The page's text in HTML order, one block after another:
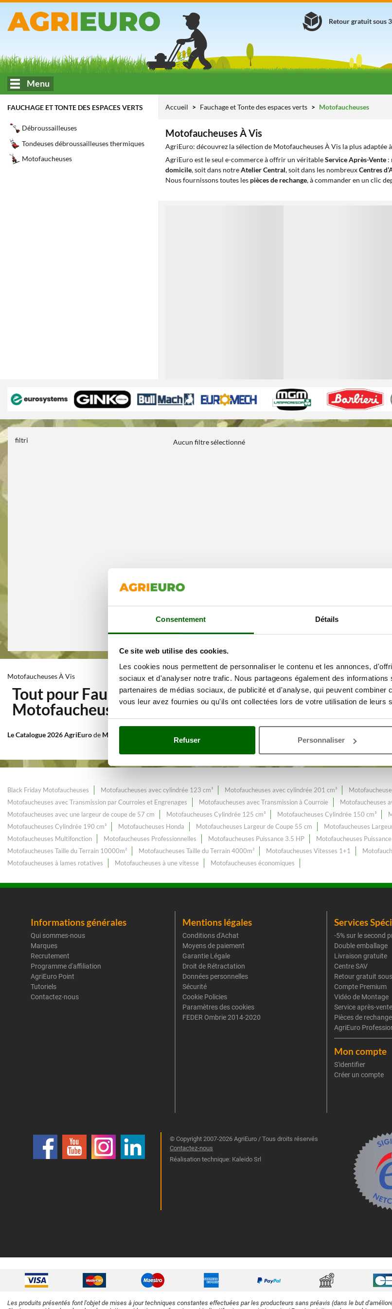
Consentement Détails
Ce site web utilise des cookies.
Les cookies nous permettent de personnaliser le contenu et les annonces,
sociaux et d'analyser notre trafic. Nous partageons également des
partenaires de médias sociaux, de publicité et d'analyse, qui peuvent
vous leur avez fournies ou qu'ils ont collectées lors de votre utilisation de leurs
Refuser Personnaliser
Retour gratuit sous
Menu
FAUCHAGE ET TONTE DES ESPACES VERTS
Débroussailleuses
Tondeuses débroussailleuses thermiques
Motofaucheuses
Accueil Fauchage et Tonte des espaces verts Motofaucheuses
Motofaucheuses À Vis
AgriEuro: découvrez la sélection de Motofaucheuses À Vis la plus adaptée
AgriEuro est le seul e-commerce à offrir un véritableService Après-Vente :
domicile, soit dans notreAtelier Central, soit dans les nombreuxCentres
Nous fournissons toutes les pièces de rechange, à commander en un clic
filtri Aucun filtre sélectionné
Motofaucheuses À Vis
Tout pour Fauchage et Tonte des espaces vertsAvec
Motofaucheuses À Visau meilleur prix web.
Le Catalogue 2026 AgriEurode Motofaucheuses À Vis
Black Friday Motofaucheuses Motofaucheuses avec cylindrée 123 cm³ Motofaucheuses avec cylindrée 201 cm³
Motofaucheuses avec Transmission par Courroies et Engrenages
Motofaucheuses avec Transmission à Courroie
Motofaucheuses
Motofaucheuses avec une largeur de coupe de 57 cm
Motofaucheuses Cylindrée 125 cm³ Motofaucheuses Cylindrée 150 cm³
Motofaucheuses Cylindrée 190 cm³
Motofaucheuses Honda Motofaucheuses Largeur de Coupe 55 cm Motofaucheuses
Motofaucheuses Multifonction
Motofaucheuses Professionnelles Motofaucheuses Puissance 3.5 HP Motofaucheuses
Motofaucheuses Taille du Terrain 10000m²
Motofaucheuses Taille du Terrain 4000m² Motofaucheuses Vitesses 1+1
Motofaucheuses à lames rotatives
Motofaucheuses à une vitesse Motofaucheuses économiques
Informations générales
Qui sommes-nous
Marques
Recrutement
Programme d'affiliation
AgriEuro Point
Tutoriels
Contactez-nous
Mentions légales
Conditions d'Achat
Moyens de paiement
Garantie Légale
Droit de Rétractation
Données personnelles
Sécurité
Cookie Policies
Paramètres des cookies
FEDER Ombrie 2014-2020
Services
-5% sur le second
Double emballage
Livraison gratuite
Centre SAV
Retour gratuit
Compte Premium
Vidéo de Montage
Service après-vente
Pièces de rechange
AgriEuro
Mon compte
S'identifier
Créer un compte
© Copyright 2007-2026 AgriEuro / Tous droits réservés
Contactez-nous
Réalisation technique: Kaleido Srl
Les produits présentés font l'objet de mises à jour techniques constantes effectuées par les producteurs sans préavis (dans le but